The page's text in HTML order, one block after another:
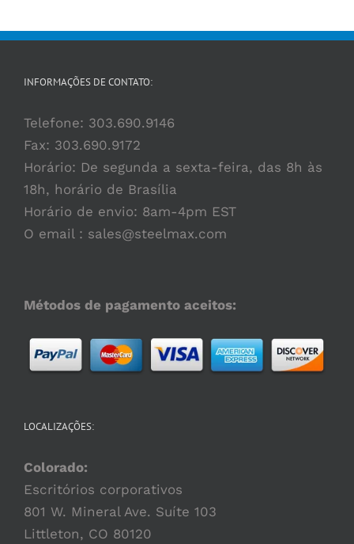
INFORMAÇÕES DE CONTATO:
Telefone: 303.690.9146
Fax: 303.690.9172
Horário: De segunda a sexta-feira, das 8h às
18h, horário de Brasília
Horário de envio: 8am-4pm EST
O email : sales@steelmax.com
Métodos de pagamento aceitos:
LOCALIZAÇÕES:
Colorado:
Escritórios corporativos
801 W. Mineral Ave. Suíte 103
Littleton, CO 80120